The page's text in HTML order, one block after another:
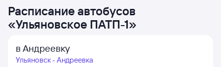
Расписание автобусов
«Ульяновское ПАТП-1»
в Андреевку
Ульяновск - Андреевка